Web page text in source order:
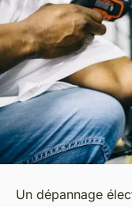
Un dépannage